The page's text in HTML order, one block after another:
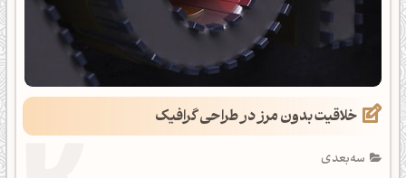
خلاقیت بدون مرز در طراحی گرافیک
سه‌بعدی